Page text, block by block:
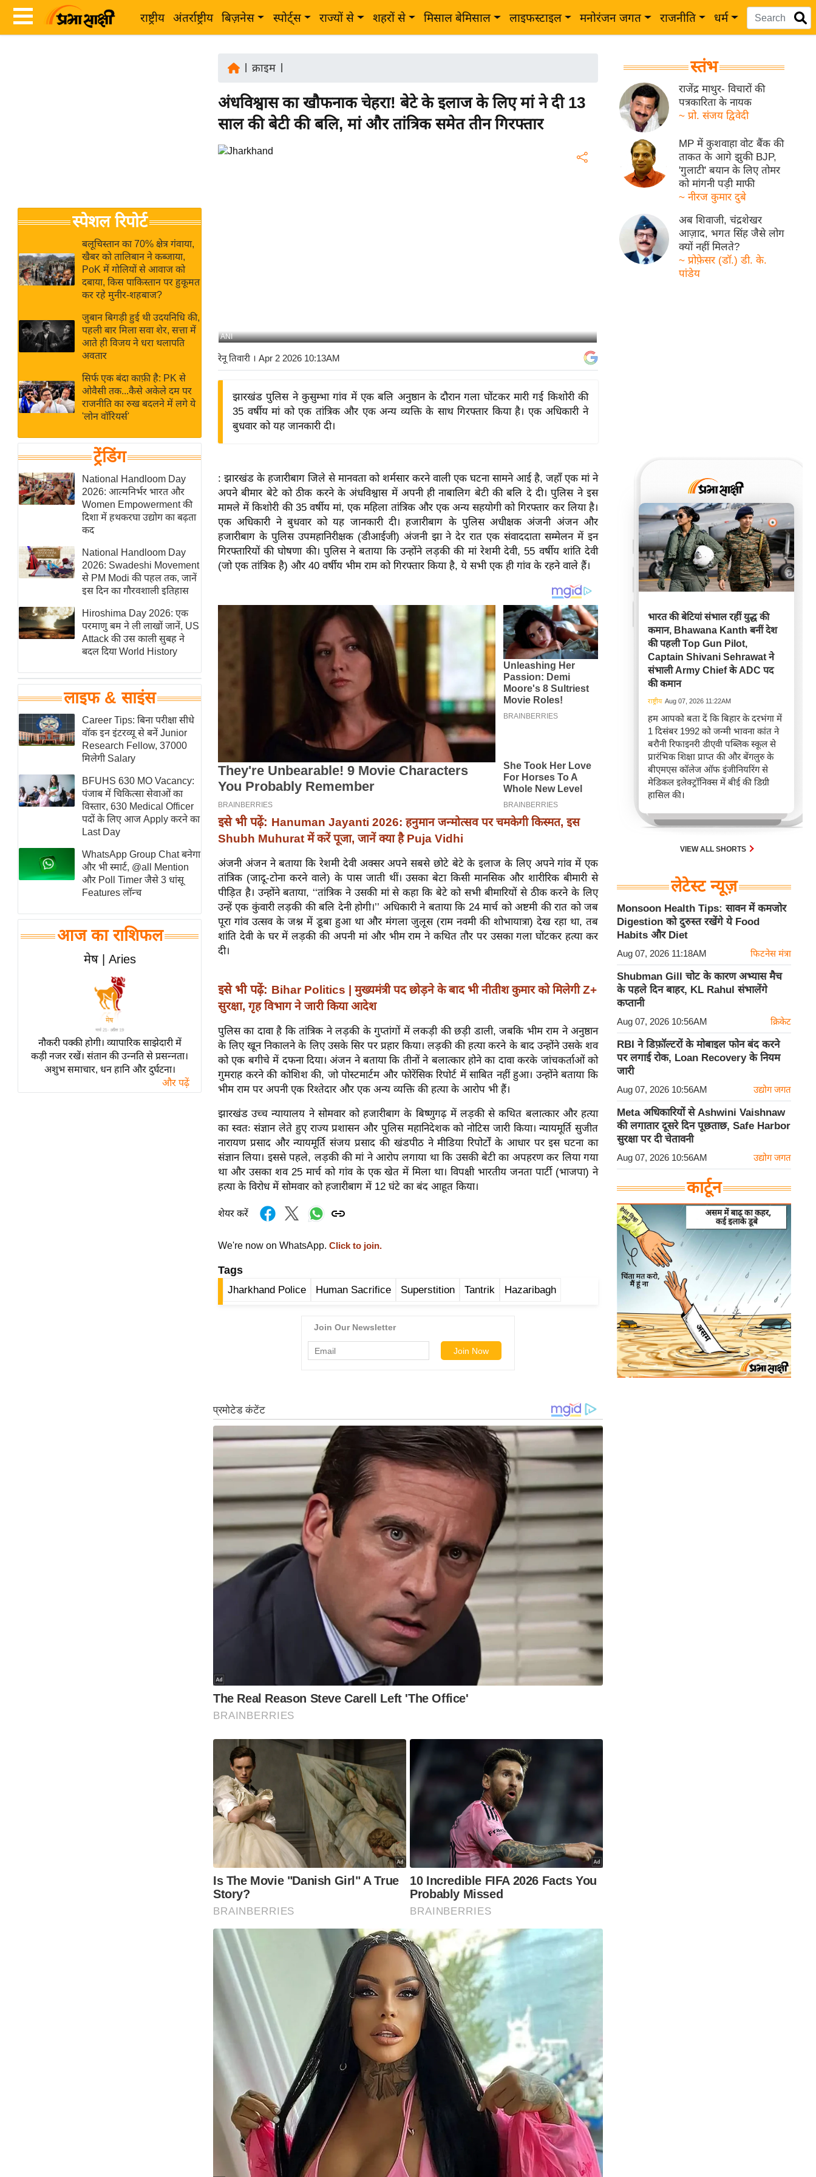
राष्ट्रीय अंतर्राष्ट्रीय बिज़नेस स्पोर्ट्स राज्यों से शहरों से मिसाल बेमिसाल लाइफस्टाइल मनोरंजन जगत राजनीति धर्म
Breaking
News in
Hindi
Hindi
Videos
जगत
राय
बजट
IPL
2026
ई-पेपर
मिसाल बेमिसाल
शख्सियत
यंग इंडिया
साहित्य जगत
ऑटो वर्ल्ड
न्यूज ब्रीफ
मनोरंजन जगत
बॉलीवुड
हॉलीवुड
फिल्म समीक्षा
Breaking
News
लाइफस्टाइल
टेक्नॉलॉजी
घरेलू नुस्खे
पर्यटन स्थल
फिटनेस मंत्रा
रिलेशनशिप
राजनीति
विश्लेषण
समसामयिक
मातृभूमि
एम.
आर.
आई.
समीक्षा
धर्म
ज्योतिष
त्योहार
राशिफल
विशेष
विश्लेषण
स्पेशल रिपोर्ट
बलूचिस्तान का 70% क्षेत्र गंवाया,
खैबर को तालिबान ने कब्जाया,
PoK में गोलियों से आवाज को
दबाया, किस पाकिस्तान पर हुकूमत
कर रहे मुनीर-शहबाज?
जुबान बिगड़ी हुई थी उदयनिधि की,
पहली बार मिला सवा शेर, सत्ता में
आते ही विजय ने धरा थलापति
अवतार
सिर्फ एक बंदा काफ़ी है: PK से
ओवैसी तक...कैसे अकेले दम पर
राजनीति का रुख बदलने में लगे ये
'लोन वॉरियर्स'
ट्रेंडिंग
National Handloom Day
2026: आत्मनिर्भर भारत और
Women Empowerment की
दिशा में हथकरघा उद्योग का बढ़ता
कद
National Handloom Day
2026: Swadeshi Movement
से PM Modi की पहल तक, जानें
इस दिन का गौरवशाली इतिहास
Hiroshima Day 2026: एक
परमाणु बम ने ली लाखों जानें, US
Attack की उस काली सुबह ने
बदल दिया World History
लाइफ & साइंस
Career Tips: बिना परीक्षा सीधे
वॉक इन इंटरव्यू से बनें Junior
Research Fellow, 37000
मिलेगी Salary
BFUHS 630 MO Vacancy:
पंजाब में चिकित्सा सेवाओं का
विस्तार, 630 Medical Officer
पदों के लिए आज Apply करने का
Last Day
WhatsApp Group Chat बनेगा
और भी स्मार्ट, @all Mention
और Poll Timer जैसे 3 धांसू
Features लॉन्च
आज का राशिफल
मेष | Aries
नौकरी पक्की होगी। व्यापारिक साझेदारी में
कड़ी नजर रखें। संतान की उन्नति से प्रसन्नता।
अशुभ समाचार, धन हानि और दुर्घटना।
और पढ़ें
क्राइम
अंधविश्वास का खौफनाक चेहरा! बेटे के इलाज के लिए मां ने दी 13
साल की बेटी की बलि, मां और तांत्रिक समेत तीन गिरफ्तार
ANI
रेनू तिवारी । Apr 2 2026 10:13AM
झारखंड पुलिस ने कुसुम्भा गांव में एक बलि अनुष्ठान के दौरान गला घोंटकर मारी गई किशोरी की
35 वर्षीय मां को एक तांत्रिक और एक अन्य व्यक्ति के साथ गिरफ्तार किया है। एक अधिकारी ने
बुधवार को यह जानकारी दी।
: झारखंड के हजारीबाग जिले से मानवता को शर्मसार करने वाली एक घटना सामने आई है, जहाँ एक मां ने
अपने बीमार बेटे को ठीक करने के अंधविश्वास में अपनी ही नाबालिग बेटी की बलि दे दी। पुलिस ने इस
मामले में किशोरी की 35 वर्षीय मां, एक महिला तांत्रिक और एक अन्य सहयोगी को गिरफ्तार कर लिया है।
एक अधिकारी ने बुधवार को यह जानकारी दी। हजारीबाग के पुलिस अधीक्षक अंजनी अंजन और
हजारीबाग के पुलिस उपमहानिरीक्षक (डीआईजी) अंजनी झा ने देर रात एक संवाददाता सम्मेलन में इन
गिरफ्तारियों की घोषणा की। पुलिस ने बताया कि उन्होंने लड़की की मां रेशमी देवी, 55 वर्षीय शांति देवी
(जो एक तांत्रिक है) और 40 वर्षीय भीम राम को गिरफ्तार किया है, ये सभी एक ही गांव के रहने वाले हैं।
इसे भी पढ़ें: Hanuman Jayanti 2026: हनुमान जन्मोत्सव पर चमकेगी किस्मत, इस
Shubh Muhurat में करें पूजा, जानें क्या है Puja Vidhi
अंजनी अंजन ने बताया कि रेशमी देवी अक्सर अपने सबसे छोटे बेटे के इलाज के लिए अपने गांव में एक
तांत्रिक (जादू-टोना करने वाले) के पास जाती थीं। उसका बेटा किसी मानसिक और शारीरिक बीमारी से
पीड़ित है। उन्होंने बताया, ‘‘तांत्रिक ने उसकी मां से कहा कि बेटे को सभी बीमारियों से ठीक करने के लिए
उन्हें एक कुंवारी लड़की की बलि देनी होगी।’’ अधिकारी ने बताया कि 24 मार्च को अष्टमी की रात को जब
पूरा गांव उत्सव के जश्न में डूबा हुआ था और मंगला जुलूस (राम नवमी की शोभायात्रा) देख रहा था, तब
शांति देवी के घर में लड़की की अपनी मां और भीम राम ने कथित तौर पर उसका गला घोंटकर हत्या कर
दी।
इसे भी पढ़ें: Bihar Politics | मुख्यमंत्री पद छोड़ने के बाद भी नीतीश कुमार को मिलेगी Z+
सुरक्षा, गृह विभाग ने जारी किया आदेश
पुलिस का दावा है कि तांत्रिक ने लड़की के गुप्तांगों में लकड़ी की छड़ी डाली, जबकि भीम राम ने अनुष्ठान
के लिए खून निकालने के लिए उसके सिर पर प्रहार किया। लड़की की हत्या करने के बाद उन्होंने उसके शव
को एक बगीचे में दफना दिया। अंजन ने बताया कि तीनों ने बलात्कार होने का दावा करके जांचकर्ताओं को
गुमराह करने की कोशिश की, जो पोस्टमार्टम और फोरेंसिक रिपोर्ट में साबित नहीं हुआ। उन्होंने बताया कि
भीम राम पर अपनी एक रिश्तेदार और एक अन्य व्यक्ति की हत्या के आरोप भी हैं।
झारखंड उच्च न्यायालय ने सोमवार को हजारीबाग के बिष्णुगढ़ में लड़की से कथित बलात्कार और हत्या
का स्वतः संज्ञान लेते हुए राज्य प्रशासन और पुलिस महानिदेशक को नोटिस जारी किया। न्यायमूर्ति सुजीत
नारायण प्रसाद और न्यायमूर्ति संजय प्रसाद की खंडपीठ ने मीडिया रिपोर्टों के आधार पर इस घटना का
संज्ञान लिया। इससे पहले, लड़की की मां ने आरोप लगाया था कि उसकी बेटी का अपहरण कर लिया गया
था और उसका शव 25 मार्च को गांव के एक खेत में मिला था। विपक्षी भारतीय जनता पार्टी (भाजपा) ने
हत्या के विरोध में सोमवार को हजारीबाग में 12 घंटे का बंद आहूत किया।
शेयर करें
We're now on WhatsApp. Click to join.
Tags
Jharkhand Police Human Sacrifice Superstition Tantrik Hazaribagh
स्तंभ
राजेंद्र माथुर- विचारों की
पत्रकारिता के नायक
~ प्रो. संजय द्विवेदी
MP में कुशवाहा वोट बैंक की
ताकत के आगे झुकी BJP,
'गुलाटी' बयान के लिए तोमर
को मांगनी पड़ी माफी
~ नीरज कुमार दुबे
अब शिवाजी, चंद्रशेखर
आज़ाद, भगत सिंह जैसे लोग
क्यों नहीं मिलते?
~ प्रोफ़ेसर (डॉ.) डी. के.
पांडेय
भारत की बेटियां संभाल रहीं युद्ध की
कमान, Bhawana Kanth बनीं देश
की पहली Top Gun Pilot,
Captain Shivani Sehrawat ने
संभाली Army Chief के ADC पद
की कमान
राष्ट्रीय Aug 07, 2026 11:22AM
हम आपको बता दें कि बिहार के दरभंगा में
1 दिसंबर 1992 को जन्मी भावना कांत ने
बरौनी रिफाइनरी डीएवी पब्लिक स्कूल से
प्रारंभिक शिक्षा प्राप्त की और बेंगलुरु के
बीएमएस कॉलेज ऑफ इंजीनियरिंग से
मेडिकल इलेक्ट्रॉनिक्स में बीई की डिग्री
हासिल की।
VIEW ALL SHORTS
लेटेस्ट न्यूज़
Monsoon Health Tips: सावन में कमजोर
Digestion को दुरुस्त रखेंगे ये Food
Habits और Diet
Aug 07, 2026 11:18AM फिटनेस मंत्रा
Shubman Gill चोट के कारण अभ्यास मैच
के पहले दिन बाहर, KL Rahul संभालेंगे
कप्तानी
Aug 07, 2026 10:56AM क्रिकेट
RBI ने डिफ़ॉल्टरों के मोबाइल फोन बंद करने
पर लगाई रोक, Loan Recovery के नियम
जारी
Aug 07, 2026 10:56AM उद्योग जगत
Meta अधिकारियों से Ashwini Vaishnaw
की लगातार दूसरे दिन पूछताछ, Safe Harbor
सुरक्षा पर दी चेतावनी
Aug 07, 2026 10:56AM उद्योग जगत
कार्टून